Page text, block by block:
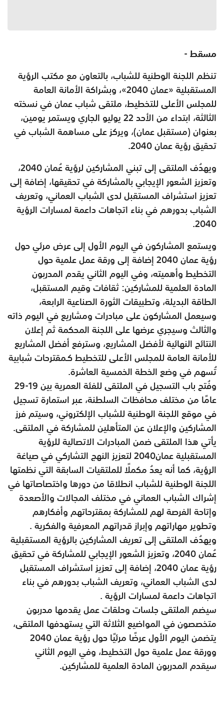
مسقط -
تنظم اللجنة الوطنية للشباب، بالتعاون مع مكتب الرؤية
المستقبلية «عمان 2040»، وبشراكة الأمانة العامة
للمجلس الأعلى للتخطيط، ملتقى شباب عمان في نسخته
الثالثة، ابتداء من الأحد 22 يوليو الجاري ويستمر يومين،
بعنوان (مستقبل عمان)، ويركز على مساهمة الشباب في
تحقيق رؤية عمان 2040.
ويهدُف الملتقى إلى تبني المشاركين لرؤية عُمان 2040،
وتعزيز الشعور الإيجابي بالمشاركة في تحقيقها، إضافة إلى
تعزيز استشراف المستقبل لدى الشباب العماني، وتعريف
الشباب بدورهم في بناء اتجاهات داعمة لمسارات الرؤية
2040.
ويستمع المشاركون في اليوم الأول إلى عرض مرئي حول
رؤية عمان 2040 إضافة إلى ورقة عمل علمية حول
التخطيط وأهميته، وفي اليوم الثاني يقدم المدربون
المادة العلمية للمشاركين: ثقافات وقيم المستقبل،
الطاقة البديلة، وتطبيقات الثورة الصناعية الرابعة،
وسيعمل المشاركون على مبادرات ومشاريع في اليوم ذاته
والثالث وسيجري عرضها على اللجنة المحكمة ثم إعلان
النتائج النهائية لأفضل المشاريع، وسترفع أفضل المشاريع
للأمانة العامة للمجلس الأعلى للتخطيط كـمقترحات شبابية
تُسهم في وضع الخطة الخمسية العاشرة.
وفُتح باب التسجيل في الملتقى للفئة العمرية بين 19-29
عامًا من مختلف محافظات السلطنة، عبر استمارة تسجيل
في موقع اللجنة الوطنية للشباب الإلكتروني، وسيتم فرز
المشاركين والإعلان عن المتأهلين للمشاركة في الملتقى.
يأتي هذا الملتقى ضمن المبادرات الاتصالية للرؤية
المستقبلية عمان2040 لتعزيز النهج التشاركي في صياغة
الرؤية، كما أنه يعدُ مكملًا للملتقيات السابقة التي نظمتها
اللجنة الوطنية للشباب انطلاقا من دورها واختصاصاتها في
إشراك الشباب العماني في مختلف المجالات والأصعدة
وإتاحة الفرصة لهم للمشاركة بمقترحاتهم وأفكارهم
وتطوير مهاراتهم وإبراز قدراتهم المعرفية والفكرية .
ويهدُف الملتقى إلى تعريف المشاركين بالرؤية المستقبلية
عُمان 2040، وتعزيز الشعور الإيجابي للمشاركة في تحقيق
رؤية عمان 2040، إضافة إلى تعزيز استشراف المستقبل
لدى الشباب العماني، وتعريف الشباب بدورهم في بناء
اتجاهات داعمة لمسارات الرؤية .
سيضم الملتقى جلسات وحلقات عمل يقدمها مدربون
متخصصون في المواضيع الثلاثة التي يستهدفها الملتقى،
يتضمن اليوم الأول عرضًا مرئيًا حول رؤية عمان 2040
وورقة عمل علمية حول التخطيط، وفي اليوم الثاني
سيقدم المدربون المادة العلمية للمشاركين.